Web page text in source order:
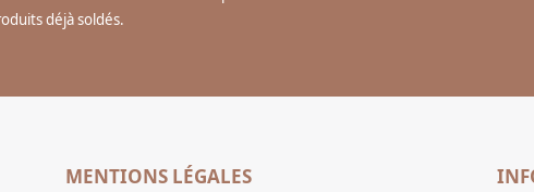
déjà soldés.
MENTIONS LÉGALES